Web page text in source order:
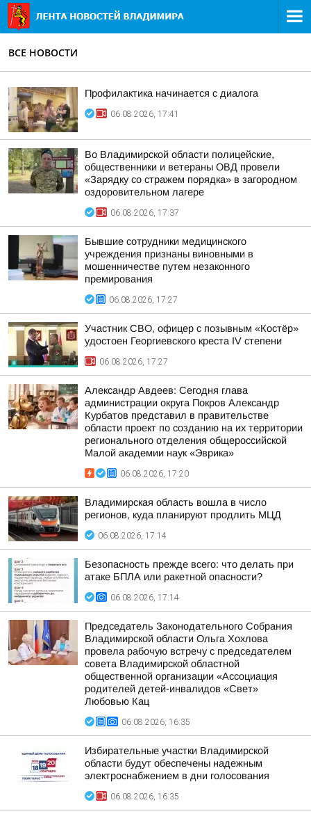
ВСЕ НОВОСТИ
Профилактика начинается с диалога
06.08.2026, 17:41
Во Владимирской области полицейские,
общественники и ветераны ОВД провели
«Зарядку со стражем порядка» в загородном
оздоровительном лагере
06.08.2026, 17:37
Бывшие сотрудники медицинского
учреждения признаны виновными в
мошенничестве путем незаконного
премирования
06.08.2026, 17:27
Участник СВО, офицер с позывным «Костёр»
удостоен Георгиевского креста IV степени
06.08.2026, 17:27
Александр Авдеев: Сегодня глава
администрации округа Покров Александр
Курбатов представил в правительстве
области проект по созданию на их территории
регионального отделения общероссийской
Малой академии наук «Эврика»
06.08.2026, 17:20
Владимирская область вошла в число
регионов, куда планируют продлить МЦД
06.08.2026, 17:14
Безопасность прежде всего: что делать при
атаке БПЛА или ракетной опасности?
06.08.2026, 17:14
Председатель Законодательного Собрания
Владимирской области Ольга Хохлова
провела рабочую встречу с председателем
совета Владимирской областной
общественной организации «Ассоциация
родителей детей-инвалидов «Свет»
Любовью Кац
06.08.2026, 16:35
Избирательные участки Владимирской
области будут обеспечены надежным
электроснабжением в дни голосования
06.08.2026, 16:35